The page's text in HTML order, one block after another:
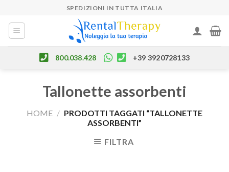
content
SPEDIZIONI IN TUTTA ITALIA
800.038.428 +39 3920728133
Tallonette assorbenti
HOME / PRODOTTI TAGGATI “TALLONETTE
ASSORBENTI”
FILTRA